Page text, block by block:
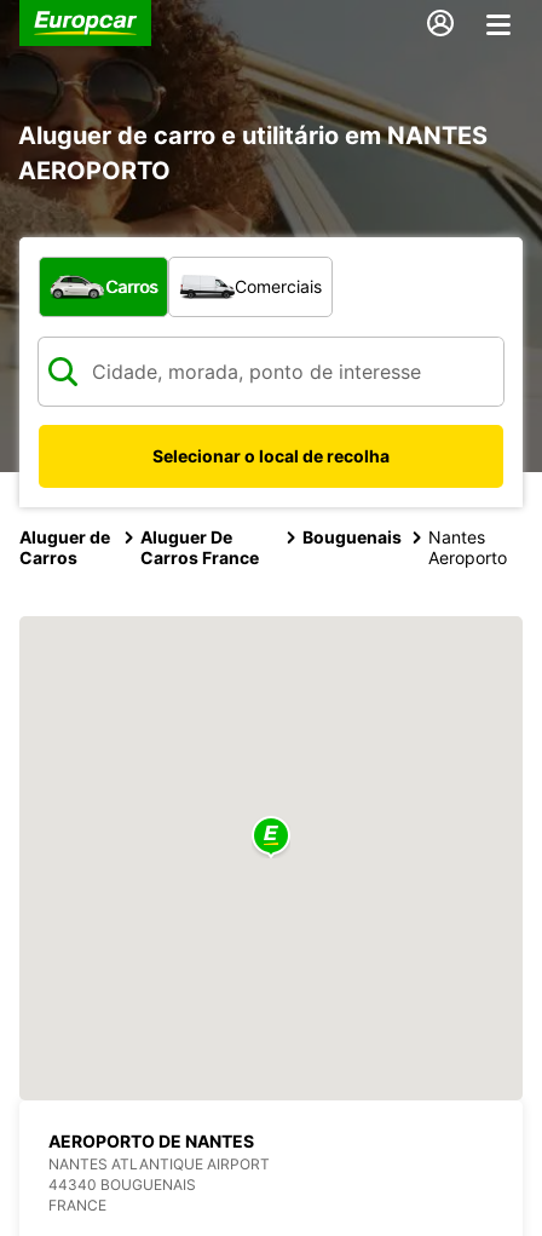
Aluguer de carro e utilitário em NANTES
AEROPORTO
Que tipo de veículo pretende?
Carros Comerciais
Selecionar o local de recolha
Aluguer de
Carros
Aluguer De
Carros France
Bouguenais
Nantes
Aeroporto
AEROPORTO DE NANTES
NANTES ATLANTIQUE AIRPORT
44340 BOUGUENAIS
FRANCE